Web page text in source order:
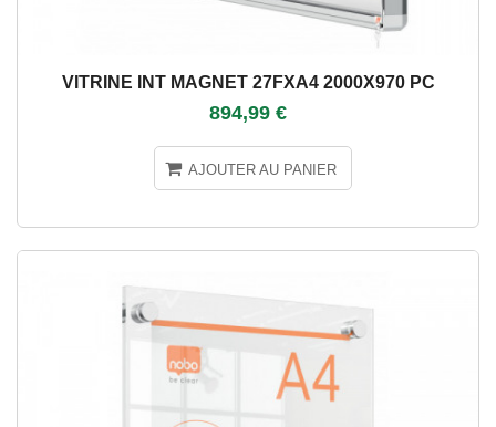
VITRINE INT MAGNET 27FXA4 2000X970 PC
894,99 €
AJOUTER AU PANIER